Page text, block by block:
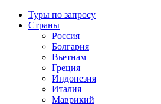
Туры по запросу
Страны
Россия
Болгария
Вьетнам
Греция
Индонезия
Италия
Маврикий